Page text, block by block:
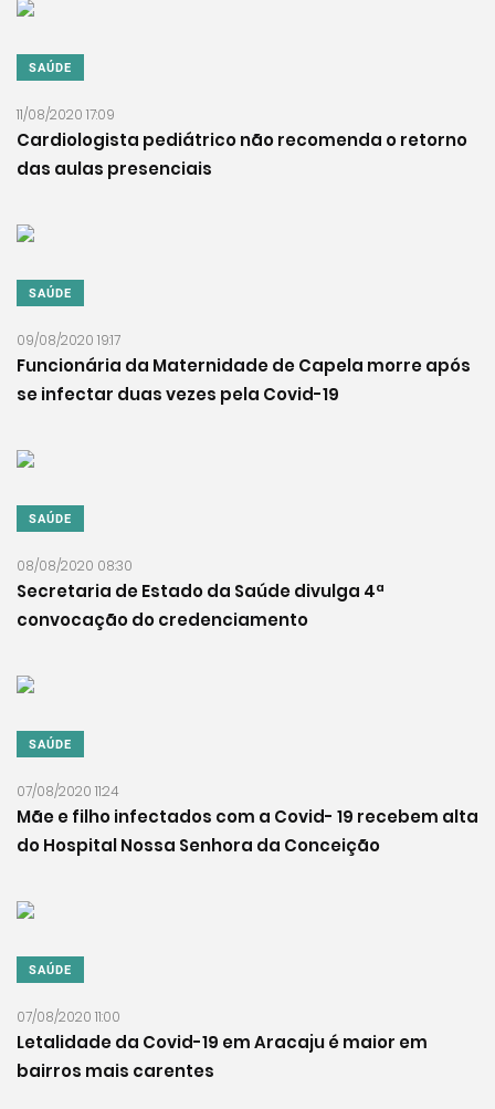
SAÚDE
11/08/2020 17:09
Cardiologista pediátrico não recomenda o retorno
das aulas presenciais
SAÚDE
09/08/2020 19:17
Funcionária da Maternidade de Capela morre após
se infectar duas vezes pela Covid-19
SAÚDE
08/08/2020 08:30
Secretaria de Estado da Saúde divulga 4ª
convocação do credenciamento
SAÚDE
07/08/2020 11:24
Mãe e filho infectados com a Covid- 19 recebem alta
do Hospital Nossa Senhora da Conceição
SAÚDE
07/08/2020 11:00
Letalidade da Covid-19 em Aracaju é maior em
bairros mais carentes